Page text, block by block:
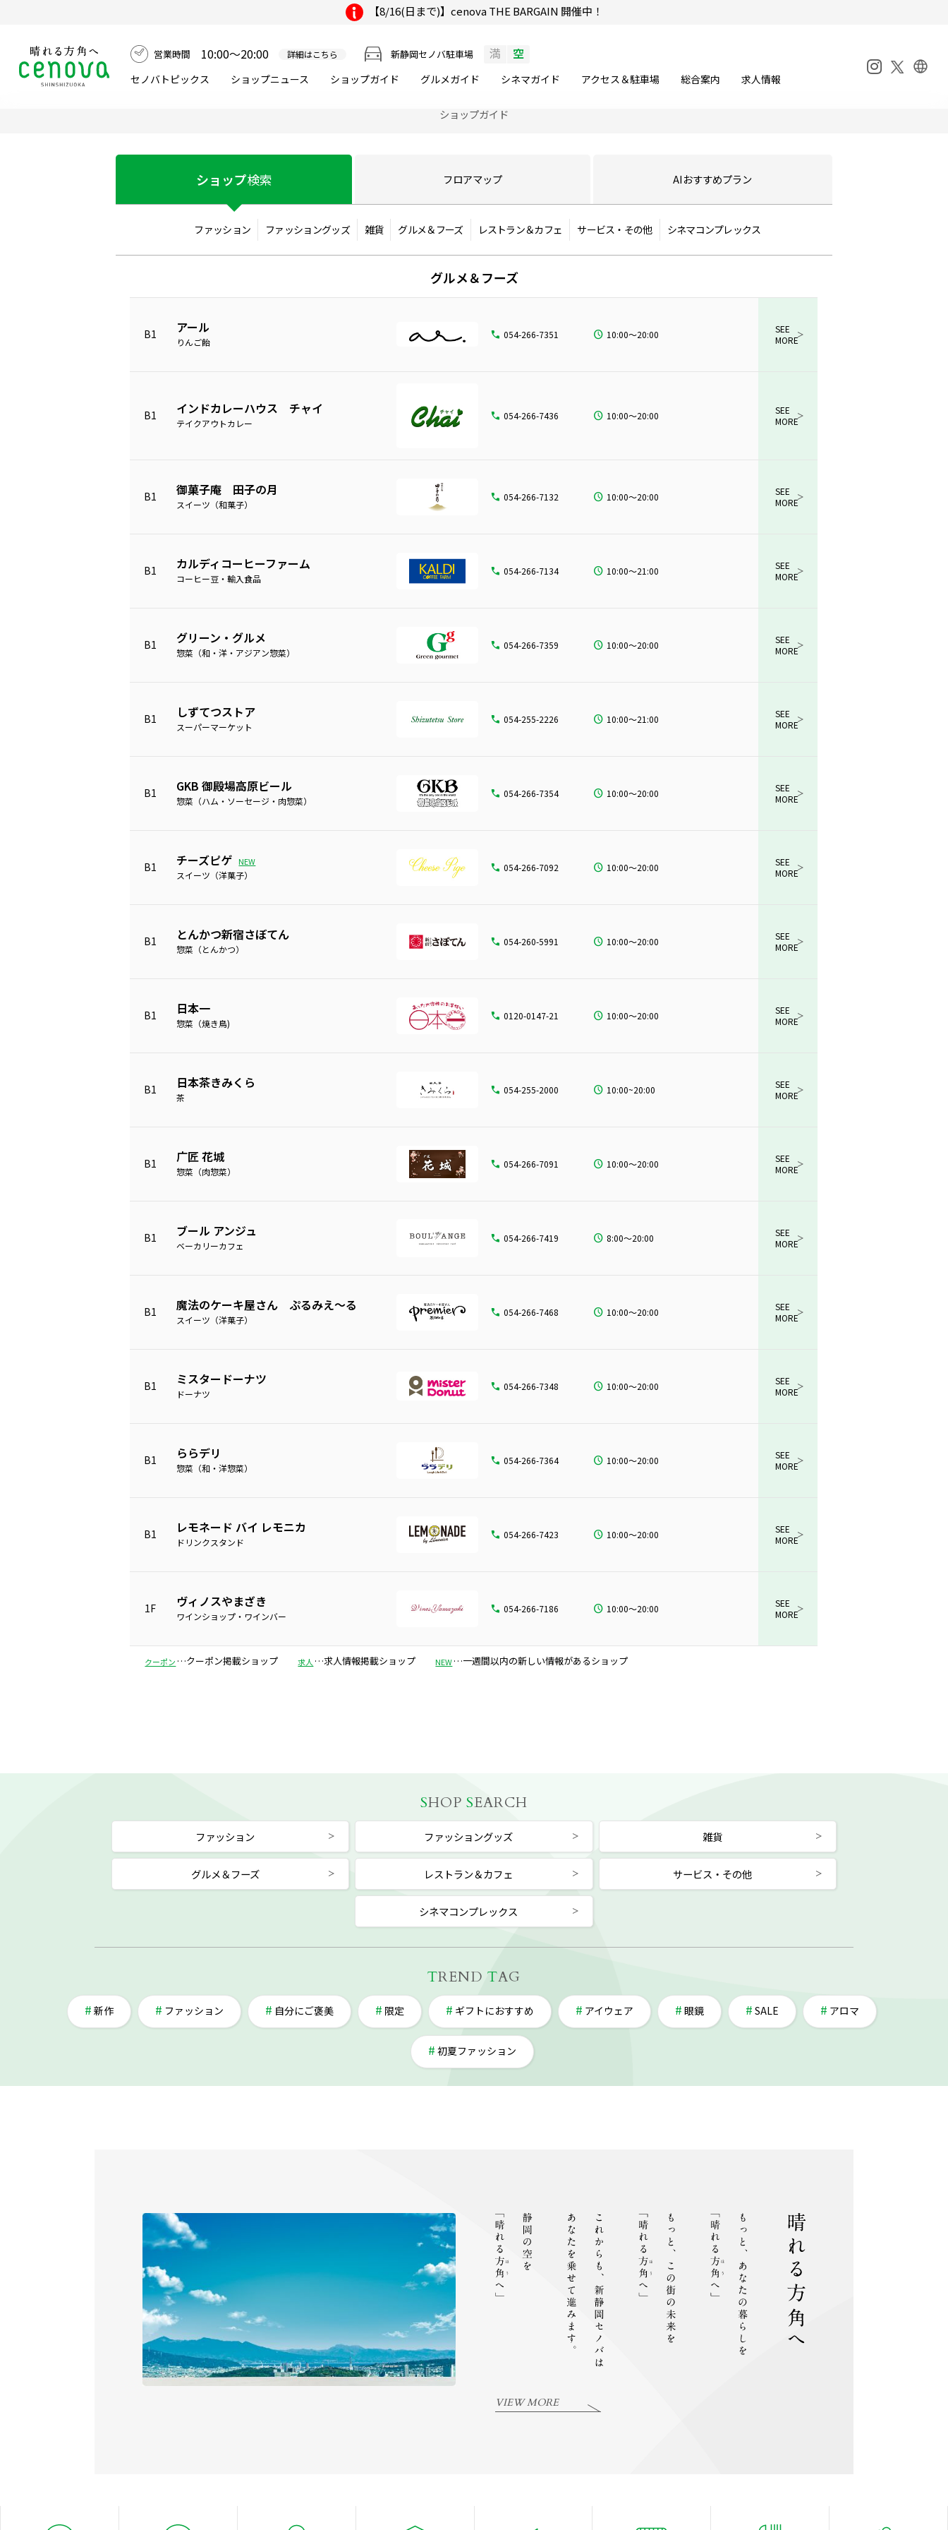
【8/16(日まで)】cenova THE BARGAIN 開催中！
営業時間 10:00～20:00 詳細はこちら 新静岡セノバ駐車場 満 空
セノバトピックス ショップニュース ショップガイド グルメガイド シネマガイド アクセス＆駐車場 総合案内 求人情報
ショップガイド
ショップ検索 フロアマップ AIおすすめプラン
ファッション ファッショングッズ 雑貨 グルメ＆フーズ レストラン＆カフェ サービス・その他 シネマコンプレックス
グルメ＆フーズ
B1 アール
りんご飴
054-266-7351 10:00～20:00
SEE
MORE
B1 インドカレーハウス チャイ
テイクアウトカレー
054-266-7436 10:00～20:00
SEE
MORE
B1 御菓子庵 田子の月
スイーツ（和菓子）
054-266-7132 10:00～20:00
SEE
MORE
B1 カルディコーヒーファーム
コーヒー豆・輸入食品
054-266-7134 10:00～21:00
SEE
MORE
B1 グリーン・グルメ
惣菜（和・洋・アジアン惣菜）
054-266-7359 10:00～20:00
SEE
MORE
B1 しずてつストア
スーパーマーケット
054-255-2226 10:00～21:00
SEE
MORE
B1 GKB 御殿場高原ビール
惣菜（ハム・ソーセージ・肉惣菜）
054-266-7354 10:00～20:00
SEE
MORE
B1 チーズピゲ NEW
スイーツ（洋菓子）
054-266-7092 10:00～20:00
SEE
MORE
B1 とんかつ新宿さぼてん
惣菜（とんかつ）
054-260-5991 10:00～20:00
SEE
MORE
B1 日本一
惣菜（焼き鳥)
0120-0147-21 10:00～20:00
SEE
MORE
B1 日本茶きみくら
茶
054-255-2000 10:00~20:00
SEE
MORE
B1 广匠 花城
惣菜（肉惣菜）
054-266-7091 10:00～20:00
SEE
MORE
B1 ブール アンジュ
ベーカリーカフェ
054-266-7419 8:00～20:00
SEE
MORE
B1 魔法のケーキ屋さん ぷるみえ〜る
スイーツ（洋菓子）
054-266-7468 10:00～20:00
SEE
MORE
B1 ミスタードーナツ
ドーナツ
054-266-7348
SEE
MORE
B1 ららデリ
惣菜（和・洋惣菜）
054-266-7364
SEE
MORE
B1 レモネード バイ レモニカ
ドリンクスタンド
054-266-7423 10:00～20:00
SEE
MORE
1F ヴィノスやまざき
ワインショップ・ワインバー
054-266-7186 10:00〜20:00
SEE
MORE
クーポン …クーポン掲載ショップ 求人 …求人情報掲載ショップ NEW…一週間以内の新しい情報があるショップ
SHOP SEARCH
ファッション ファッショングッズ 雑貨
グルメ＆フーズ レストラン＆カフェ サービス・その他
シネマコンプレックス
TREND TAG
新作 ファッション 自分にご褒美 限定 ギフトにおすすめ アイウェア 眼鏡 SALE アロマ
初夏ファッション
VIEW MORE